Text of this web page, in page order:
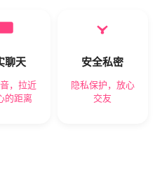
聊天
，拉近
的距离
安全私密
隐私保护，放心
交友